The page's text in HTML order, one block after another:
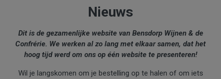
Nieuws
Dit is de gezamenlijke website van Bensdorp Wijnen & de
Confrérie. We werken al zo lang met elkaar samen, dat het
hoog tijd werd om ons op één website te presenteren!
Wil je langskomen om je bestelling op te halen of om iets